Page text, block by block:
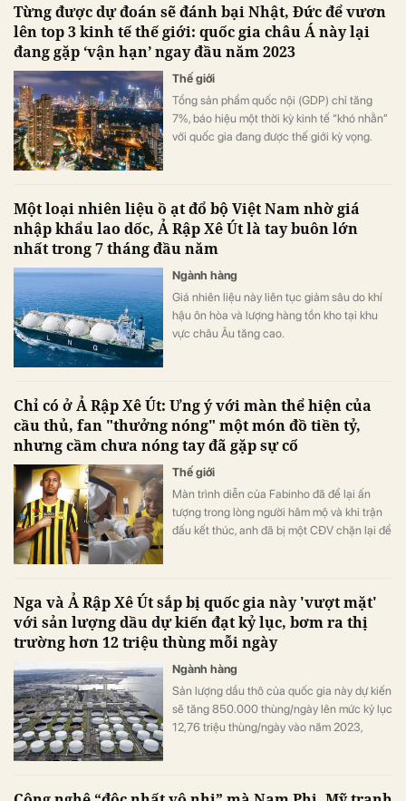
Từng được dự đoán sẽ đánh bại Nhật, Đức để vươn
lên top 3 kinh tế thế giới: quốc gia châu Á này lại
đang gặp ‘vận hạn’ ngay đầu năm 2023
Thế giới
Tổng sản phẩm quốc nội (GDP) chỉ tăng
7%, báo hiệu một thời kỳ kinh tế “khó nhằn”
với quốc gia đang được thế giới kỳ vọng.
Một loại nhiên liệu ồ ạt đổ bộ Việt Nam nhờ giá
nhập khẩu lao dốc, Ả Rập Xê Út là tay buôn lớn
nhất trong 7 tháng đầu năm
Ngành hàng
Giá nhiên liệu này liên tục giảm sâu do khí
hậu ôn hòa và lượng hàng tồn kho tại khu
vực châu Âu tăng cao.
Chỉ có ở Ả Rập Xê Út: Ưng ý với màn thể hiện của
cầu thủ, fan "thưởng nóng" một món đồ tiền tỷ,
nhưng cầm chưa nóng tay đã gặp sự cố
Thế giới
Màn trình diễn của Fabinho đã để lại ấn
tượng trong lòng người hâm mộ và khi trận
đấu kết thúc, anh đã bị một CĐV chặn lại để
Nga và Ả Rập Xê Út sắp bị quốc gia này 'vượt mặt'
với sản lượng dầu dự kiến đạt kỷ lục, bơm ra thị
trường hơn 12 triệu thùng mỗi ngày
Ngành hàng
Sản lượng dầu thô của quốc gia này dự kiến
​​sẽ tăng 850.000 thùng/ngày lên mức kỷ lục
12,76 triệu thùng/ngày vào năm 2023,